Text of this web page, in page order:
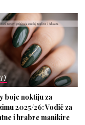
boje noktiju za
2025/26: Vodič za
i hrabre manikire